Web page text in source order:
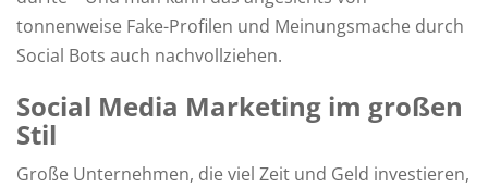
tonnenweise Fake-Profilen und Meinungsmache durch
Social Bots auch nachvollziehen.
Social Media Marketing im großen
Stil
Große Unternehmen, die viel Zeit und Geld investieren,